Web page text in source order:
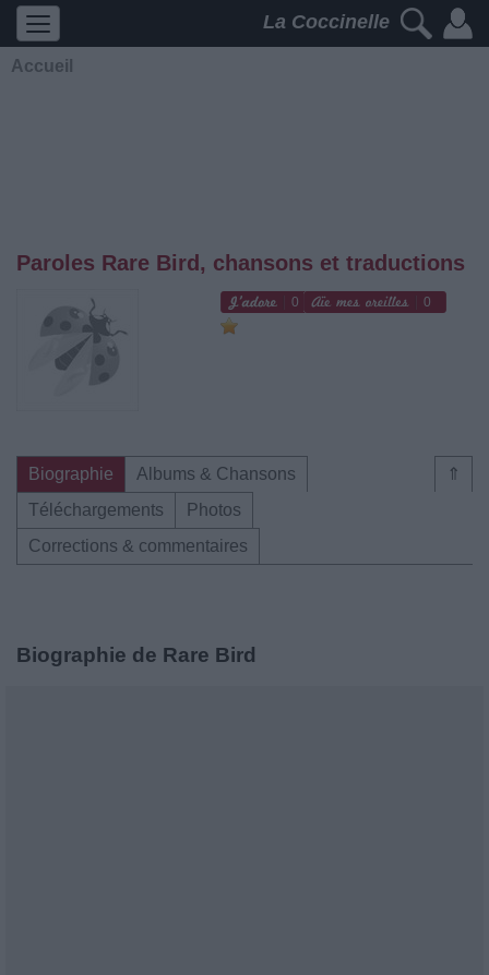
La Coccinelle
Accueil
Paroles Rare Bird, chansons et traductions
0 0
⇑
Biographie
Albums & Chansons
Téléchargements
Photos
Corrections & commentaires
Biographie de Rare Bird